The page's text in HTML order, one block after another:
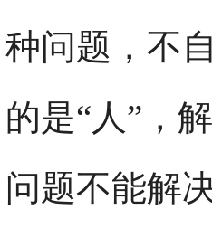
种问题，不
的是“人”，
问题不能解